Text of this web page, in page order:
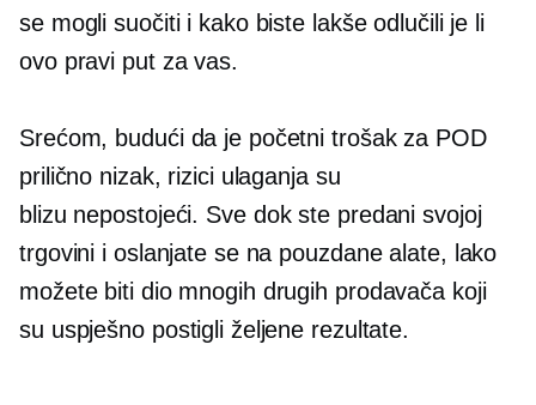
se mogli suočiti i kako biste lakše odlučili je li
ovo pravi put za vas.
Srećom, budući da je početni trošak za POD
prilično nizak, rizici ulaganja su
blizu nepostojeći. Sve dok ste predani svojoj
trgovini i oslanjate se na pouzdane alate, lako
možete biti dio mnogih drugih prodavača koji
su uspješno postigli željene rezultate.